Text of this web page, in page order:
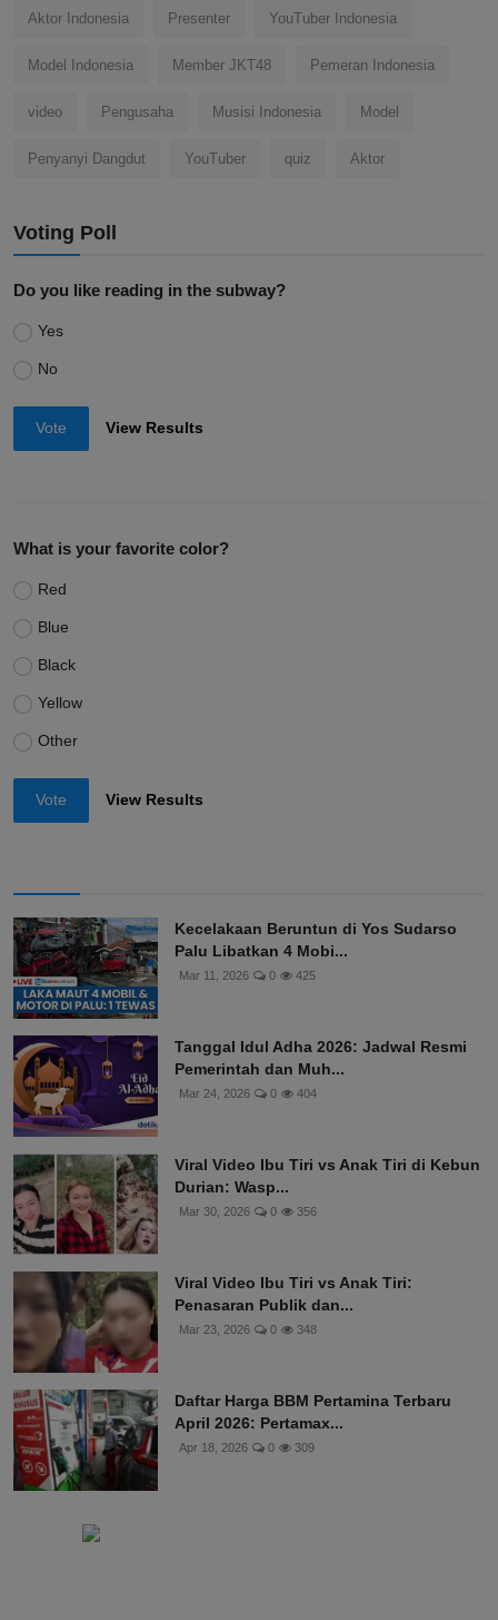
Aktor Indonesia Presenter YouTuber Indonesia
Model Indonesia Member JKT48 Pemeran Indonesia
video Pengusaha Musisi Indonesia Model
Penyanyi Dangdut YouTuber quiz Aktor
Voting Poll
Do you like reading in the subway?
Yes
No
Vote View Results
What is your favorite color?
Red
Blue
Black
Yellow
Other
Vote View Results
Kecelakaan Beruntun di Yos Sudarso
Palu Libatkan 4 Mobi...
Mar 11, 2026 0 425
Tanggal Idul Adha 2026: Jadwal Resmi
Pemerintah dan Muh...
Mar 24, 2026 0 404
Viral Video Ibu Tiri vs Anak Tiri di Kebun
Durian: Wasp...
Mar 30, 2026 0 356
Viral Video Ibu Tiri vs Anak Tiri:
Penasaran Publik dan...
Mar 23, 2026 0 348
Daftar Harga BBM Pertamina Terbaru
April 2026: Pertamax...
Apr 18, 2026 0 309